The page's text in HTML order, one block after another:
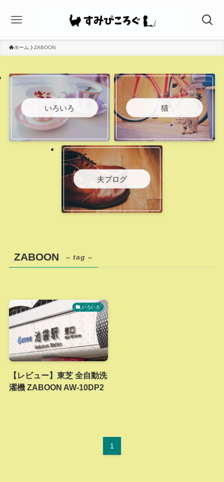
ホーム ZABOON
いろいろ 猫
夫ブログ
ZABOON – tag –
いろいろ
【レビュー】東芝 全自動洗
濯機 ZABOON AW-10DP2
1